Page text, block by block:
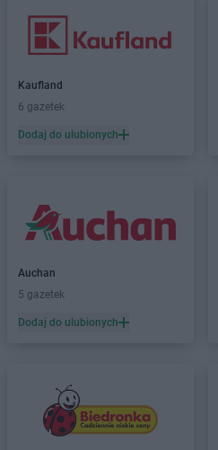
Kaufland
6 gazetek
Dodaj do ulubionych
Auchan
5 gazetek
Dodaj do ulubionych